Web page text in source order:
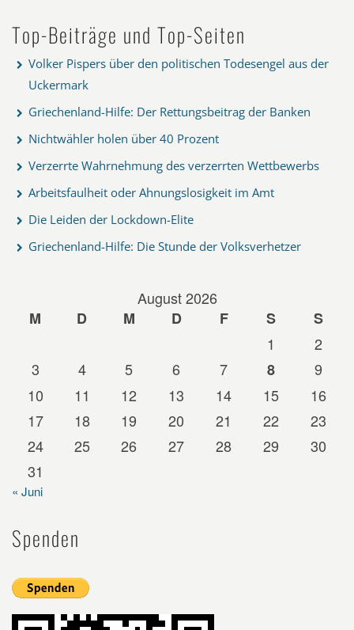
Top-Beiträge und Top-Seiten
Volker Pispers über den politischen Todesengel aus der
Uckermark
Griechenland-Hilfe: Der Rettungsbeitrag der Banken
Nichtwähler holen über 40 Prozent
Verzerrte Wahrnehmung des verzerrten Wettbewerbs
Arbeitsfaulheit oder Ahnungslosigkeit im Amt
Die Leiden der Lockdown-Elite
Griechenland-Hilfe: Die Stunde der Volksverhetzer
August 2026
M
D M D F S
S
1
2
3
4 5 6 7 8
9
10
11 12 13 14 15
16
17
18 19 20 21 22
23
24
25 26 27 28 29
30
31
« Juni
Spenden